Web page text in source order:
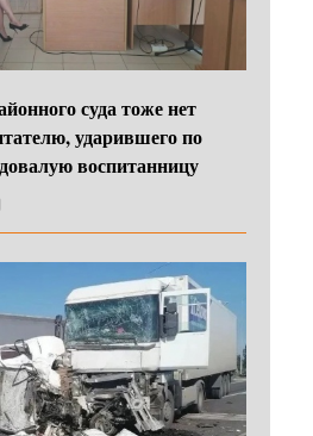
суда тоже нет
ударившего по
воспитанницу